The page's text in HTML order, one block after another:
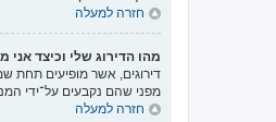
חזרה למעלה
מהו הדירוג שלי וכיצד אני
דירוגים, אשר מופיעים תחת
מפני שהם נקבעים על־ידי
חזרה למעלה